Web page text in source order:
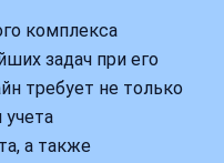
комплекса
задач при его
требует не только
учета
а также